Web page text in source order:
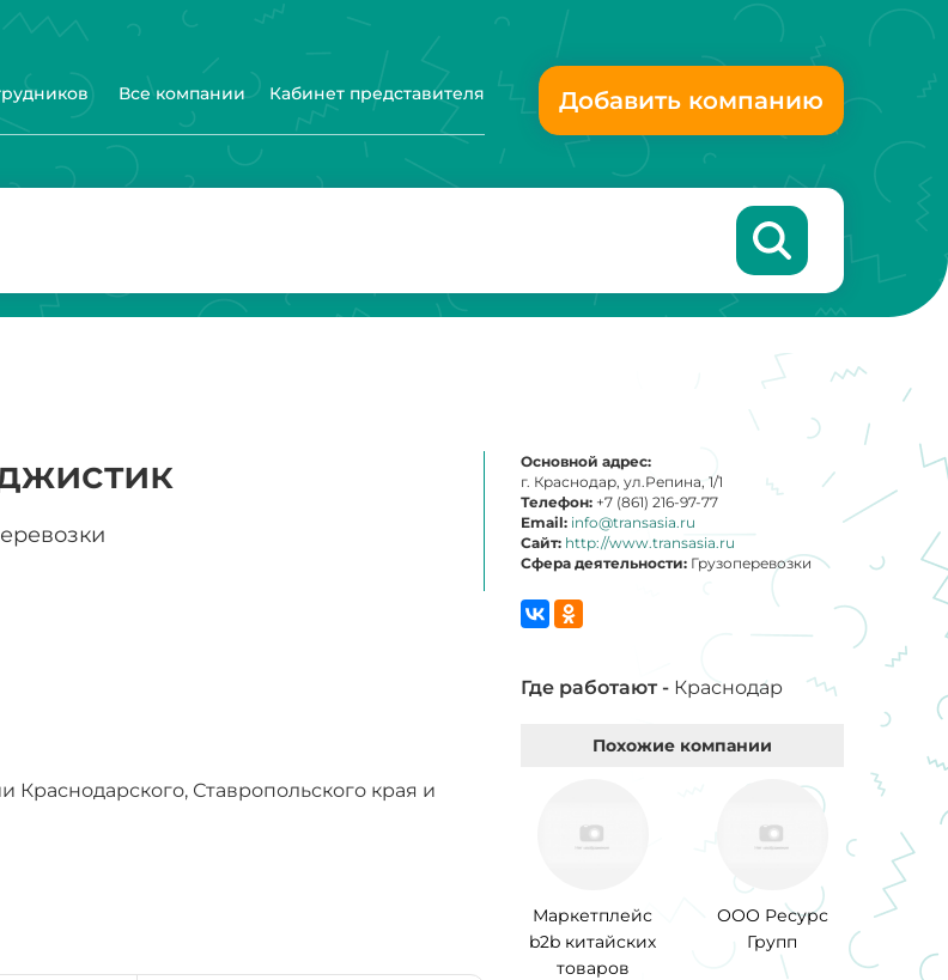
Все компании Кабинет представителя Добавить компанию
Ставропольского края и
Основной адрес:
г. Краснодар, ул.Репина, 1/1
Телефон: +7 (861) 216-97-77
Email: info@transasia.ru
Сайт: http://www.transasia.ru
Сфера деятельности: Грузоперевозки
Где работают - Краснодар
Похожие компании
Маркетплейс
b2b китайских
товаров
ООО Ресурс
Групп